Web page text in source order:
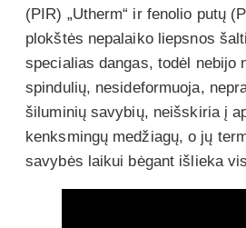
(PIR) „Utherm“ ir fenolio putų
plokštės nepalaiko liepsnos
specialias dangas, todėl nebijo
spindulių, nesideformuoja,
šiluminių savybių, neišskiria į
kenksmingų medžiagų, o jų
savybės laikui bėgant išlieka